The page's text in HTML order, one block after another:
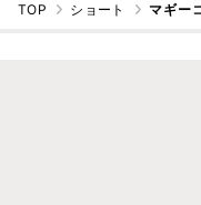
TOP ショート マギー